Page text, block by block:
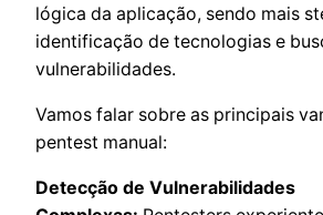
lógica da aplicação, sendo mais
identificação de tecnologias e
vulnerabilidades.
Vamos falar sobre as principais
pentest manual:
Detecção de Vulnerabilidades